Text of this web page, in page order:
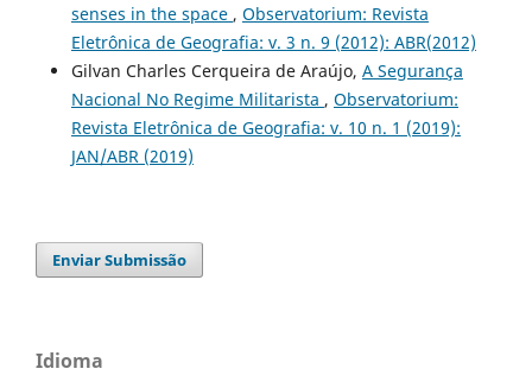
senses in the space , Observatorium: Revista
Eletrônica de Geografia: v. 3 n. 9 (2012): ABR(2012)
Gilvan Charles Cerqueira de Araújo, A Segurança
Nacional No Regime Militarista , Observatorium:
Revista Eletrônica de Geografia: v. 10 n. 1 (2019):
JAN/ABR (2019)
Enviar Submissão
Idioma